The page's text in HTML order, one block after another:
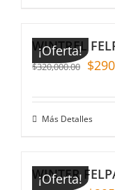
¡Oferta!
WINTREL
$320,000.00 $
Más Detalles
¡Oferta!
WINTER